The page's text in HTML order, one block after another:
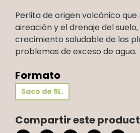
Perlita de origen volcánico
aireación y el drenaje del
crecimiento saludable de las
problemas de exceso de agua.
Formato
Saco de 5L.
Compartir este